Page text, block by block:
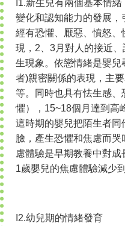
I1.新生兒有兩個基本情
變化和認知能力的發展
經有恐懼、厭惡、憤怒
現，2、3月對人的接近
生現象。依戀情緒是嬰
者)親密關係的表現，主
等。同時也具有怯生感
懼），15~18個月達到高
這時期的嬰兒把陌生者
臉，產生恐懼和焦慮而
慮體驗是早期教養中對
1歲嬰兒的焦慮體驗減少
I2.幼兒期的情緒發育